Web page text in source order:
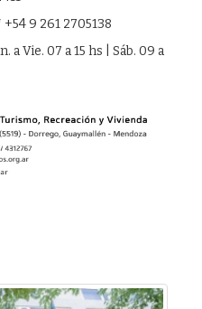
9 261 2705138
Vie. 07 a 15 hs | Sáb. 09 a